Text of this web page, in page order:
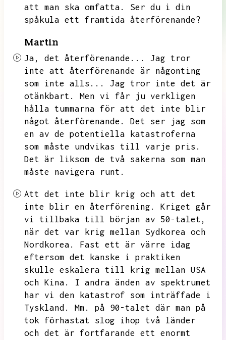
att man ska omfatta.
Ser du i din
spåkula ett framtida återförenande?
Martin
Ja, det återförenande...
Jag tror
inte att återförenande är någonting
som inte alls...
Jag tror inte det är
otänkbart.
Men vi får ju verkligen
hålla tummarna för att det inte blir
något återförenande.
Det ser jag som
en av de potentiella katastroferna
som måste undvikas till varje pris.
Det är liksom de två sakerna som man
måste navigera runt.
Att det inte blir krig och att det
inte blir en återförening.
Kriget går
vi tillbaka till början av 50-talet,
när det var krig mellan Sydkorea och
Nordkorea.
Fast ett är värre idag
eftersom det kanske i praktiken
skulle eskalera till krig mellan USA
och Kina.
I andra änden av spektrumet
har vi den katastrof som inträffade i
Tyskland.
Mm.
på 90-talet där man på
tok förhastat slog ihop två länder
och det är fortfarande ett enormt